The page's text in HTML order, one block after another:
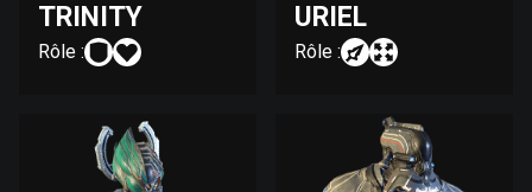
TRINITY
Rôle :
URIEL
Rôle :